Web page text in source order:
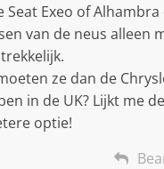
Seat Exeo of
van de neus alleen
ze dan de
in de UK? Lijkt me
optie!